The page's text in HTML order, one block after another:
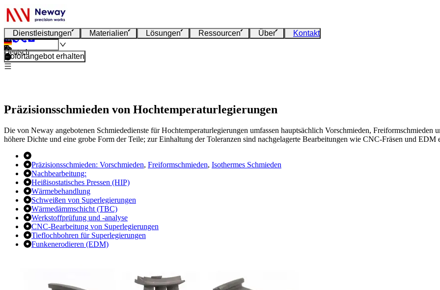
Dienstleistungen Materialien Lösungen Ressourcen Über Kontakt
Deutsch
Sofortangebot erhalten
Präzisionsschmieden von Hochtemperaturlegierungen
Die von Neway angebotenen Schmiededienste für Hochtemperaturlegierungen umfassen hauptsächlich Vorschmieden, Freiformschmieden
höhere Dichte und eine grobe Form der Teile; zur Einhaltung der Toleranzen sind nachgelagerte Bearbeitungen wie CNC-Fräsen und EDM
Präzisionsschmieden: Vorschmieden, Freiformschmieden, Isothermes Schmieden
Nachbearbeitung:
Heißisostatisches Pressen (HIP)
Wärmebehandlung
Schweißen von Superlegierungen
Wärmedämmschicht (TBC)
Werkstoffprüfung und -analyse
CNC-Bearbeitung von Superlegierungen
Tieflochbohren für Superlegierungen
Funkenerodieren (EDM)